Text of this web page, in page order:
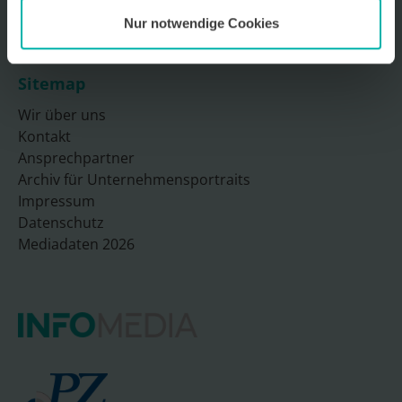
Nur notwendige Cookies
Sitemap
Wir über uns
Kontakt
Ansprechpartner
Archiv für Unternehmensportraits
Impressum
Datenschutz
Mediadaten 2026